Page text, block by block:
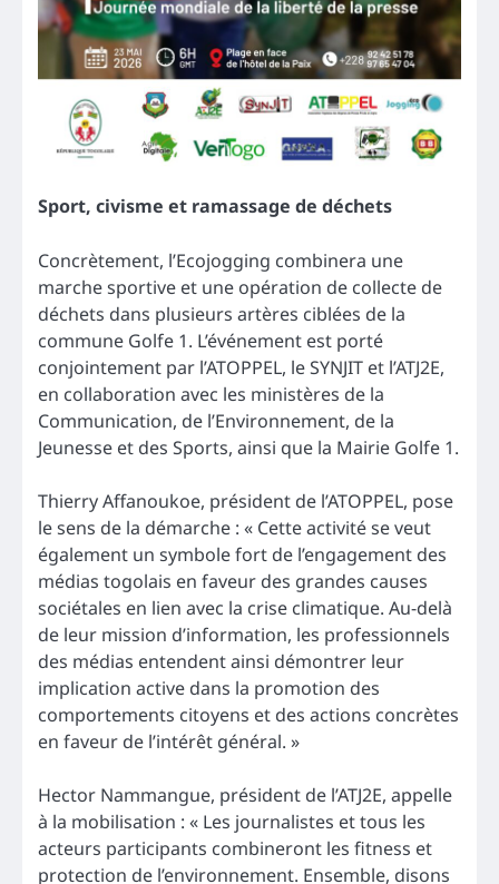
Sport, civisme et ramassage de déchets
Concrètement, l’Ecojogging combinera une
marche sportive et une opération de collecte de
déchets dans plusieurs artères ciblées de la
commune Golfe 1. L’événement est porté
conjointement par l’ATOPPEL, le SYNJIT et l’ATJ2E,
en collaboration avec les ministères de la
Communication, de l’Environnement, de la
Jeunesse et des Sports, ainsi que la Mairie Golfe 1.
Thierry Affanoukoe, président de l’ATOPPEL, pose
le sens de la démarche : « Cette activité se veut
également un symbole fort de l’engagement des
médias togolais en faveur des grandes causes
sociétales en lien avec la crise climatique. Au-delà
de leur mission d’information, les professionnels
des médias entendent ainsi démontrer leur
implication active dans la promotion des
comportements citoyens et des actions concrètes
en faveur de l’intérêt général. »
Hector Nammangue, président de l’ATJ2E, appelle
à la mobilisation : « Les journalistes et tous les
acteurs participants combineront les fitness et
protection de l’environnement. Ensemble, disons